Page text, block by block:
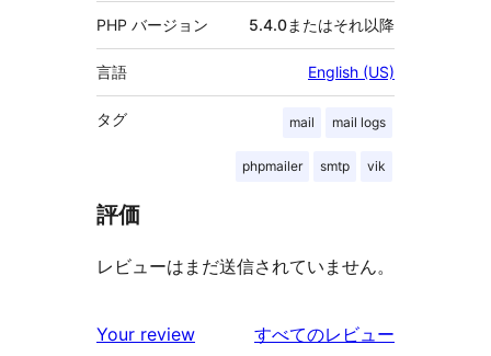
PHP バージョン 5.4.0またはそれ以降
言語 English (US)
タグ mail mail logs
phpmailer smtp vik
評価
レビューはまだ送信されていません。
Your review すべてのレビュー